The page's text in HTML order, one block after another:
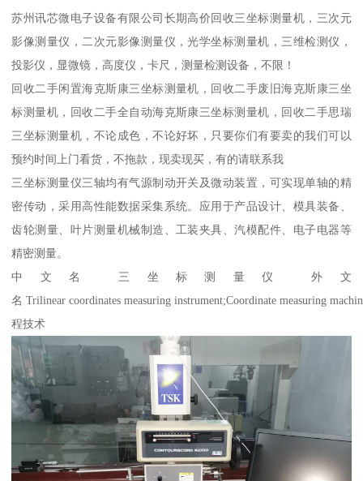
苏州讯芯微电子设备有限公司长期高价回收三坐标测量机，三次元
影像测量仪，二次元影像测量仪，光学坐标测量机，三维检测仪，
投影仪，显微镜，高度仪，卡尺，测量检测设备，不限！
回收二手闲置海克斯康三坐标测量机，回收二手废旧海克斯康三坐
标测量机，回收二手全自动海克斯康三坐标测量机，回收二手思瑞
三坐标测量机，不论成色，不论好坏，只要你们有要卖的我们可以
预约时间上门看货，不拖款，现卖现买，有的请联系我
三坐标测量仪三轴均有气源制动开关及微动装置，可实现单轴的精
密传动，采用高性能数据采集系统。应用于产品设计、模具装备、
齿轮测量、叶片测量机械制造、工装夹具、汽模配件、电子电器等
精密测量。
中文名 三坐标测量仪 外文
名 Trilinear coordinates measuring instrument;Coordinate
程技术